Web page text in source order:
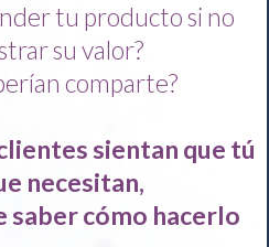
tu producto si no
su valor?
comparte?
sientan que tú
necesitan,
saber cómo hacerlo